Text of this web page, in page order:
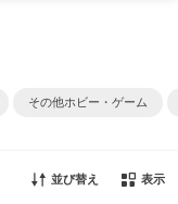
その他ホビー・ゲーム
並び替え 表示